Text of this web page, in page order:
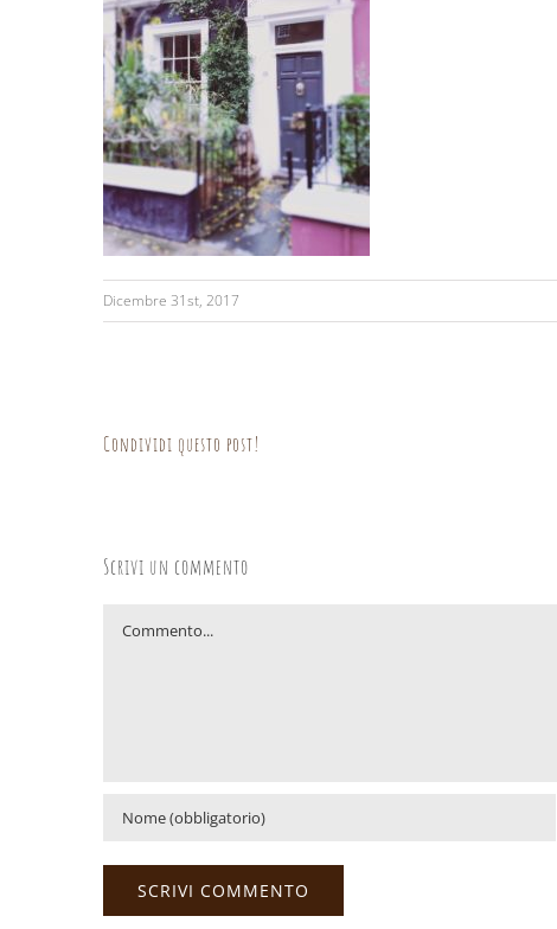
Dicembre 31st, 2017
Condividi questo post!
Scrivi un commento